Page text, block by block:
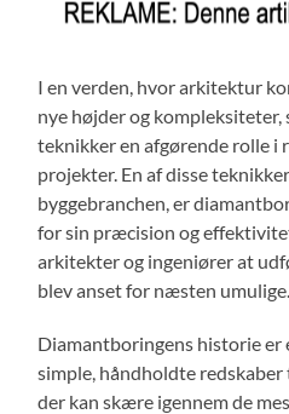
I en verden, hvor arkitektur
nye højder og kompleksiteter,
teknikker en afgørende rolle i
projekter. En af disse
byggebranchen, er
for sin præcision og
arkitekter og ingeniører at
blev anset for næsten umulige.
Diamantboringens historie er
simple, håndholdte
der kan skære igennem de